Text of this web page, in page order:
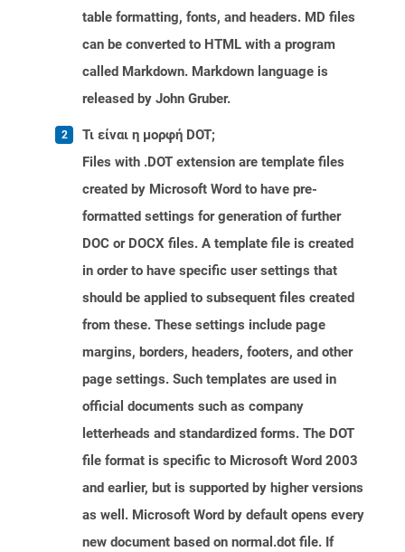
table formatting, fonts, and headers. MD files
can be converted to HTML with a program
called Markdown. Markdown language is
released by John Gruber.
Τι είναι η μορφή DOT;
Files with .DOT extension are template files
created by Microsoft Word to have pre-
formatted settings for generation of further
DOC or DOCX files. A template file is created
in order to have specific user settings that
should be applied to subsequent files created
from these. These settings include page
margins, borders, headers, footers, and other
page settings. Such templates are used in
official documents such as company
letterheads and standardized forms. The DOT
file format is specific to Microsoft Word 2003
and earlier, but is supported by higher versions
as well. Microsoft Word by default opens every
new document based on normal.dot file. If